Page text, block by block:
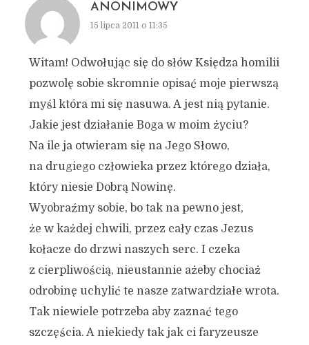
ANONIMOWY
15 lipca 2011 o 11:35
Witam! Odwołując się do słów Księdza homilii
pozwolę sobie skromnie opisać moje pierwszą
myśl która mi się nasuwa. A jest nią pytanie.
Jakie jest działanie Boga w moim życiu?
Na ile ja otwieram się na Jego Słowo,
na drugiego człowieka przez którego działa,
który niesie Dobrą Nowinę.
Wyobraźmy sobie, bo tak na pewno jest,
że w każdej chwili, przez cały czas Jezus
kołacze do drzwi naszych serc. I czeka
z cierpliwością, nieustannie ażeby chociaż
odrobinę uchylić te nasze zatwardziałe wrota.
Tak niewiele potrzeba aby zaznać tego
szczęścia. A niekiedy tak jak ci faryzeusze